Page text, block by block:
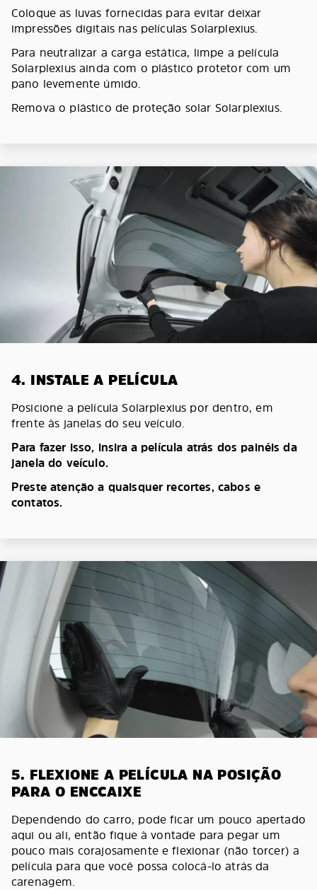
Coloque as luvas fornecidas para evitar deixar
impressões digitais nas películas Solarplexius.
Para neutralizar a carga estática, limpe a película
Solarplexius ainda com o plástico protetor com um
pano levemente úmido.
Remova o plástico de proteção solar Solarplexius.
4. INSTALE A PELÍCULA
Posicione a película Solarplexius por dentro, em
frente às janelas do seu veículo.
Para fazer isso, insira a película atrás dos painéis da
janela do veículo.
Preste atenção a quaisquer recortes, cabos e
contatos.
5. FLEXIONE A PELÍCULA NA POSIÇÃO
PARA O ENCCAIXE
Dependendo do carro, pode ficar um pouco apertado
aqui ou ali, então fique à vontade para pegar um
pouco mais corajosamente e flexionar (não torcer) a
película para que você possa colocá-lo atrás da
carenagem.